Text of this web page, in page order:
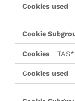
TAS*